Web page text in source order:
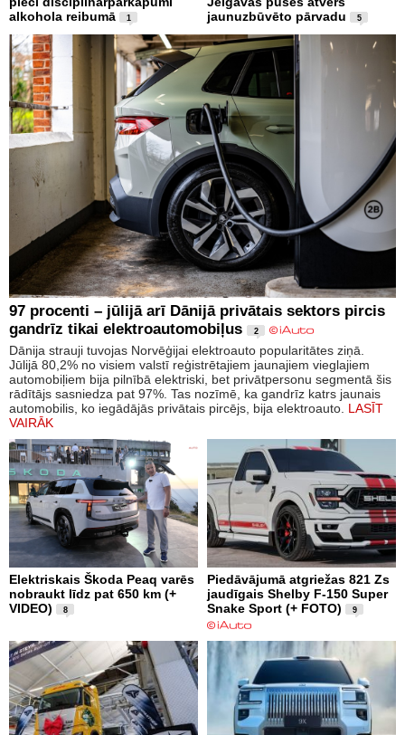
alkohola reibumā
1
jaunuzbūvēto pārvadu
5
97 procenti – jūlijā arī Dānijā privātais sektors pircis
gandrīz tikai elektroautomobiļus
2
Dānija strauji tuvojas Norvēģijai elektroauto popularitātes ziņā.
Jūlijā 80,2% no visiem valstī reģistrētajiem jaunajiem vieglajiem
automobiļiem bija pilnībā elektriski, bet privātpersonu segmentā šis
rādītājs sasniedza pat 97%. Tas nozīmē, ka gandrīz katrs jaunais
automobilis, ko iegādājās privātais pircējs, bija elektroauto. LASĪT
VAIRĀK
Elektriskais Škoda Peaq varēs
nobraukt līdz pat 650 km (+
VIDEO)
8
Piedāvājumā atgriežas 821 Zs
jaudīgais Shelby F-150 Super
Snake Sport (+ FOTO)
9